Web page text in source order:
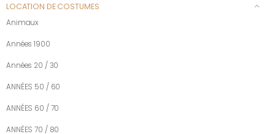
LOCATION DE COSTUMES
Animaux
Années 1900
Années 20 / 30
ANNÉES 50 / 60
ANNÉES 60 / 70
ANNÉES 70 / 80